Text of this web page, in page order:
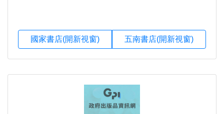
國家書店(開新視窗) 五南書店(開新視窗)